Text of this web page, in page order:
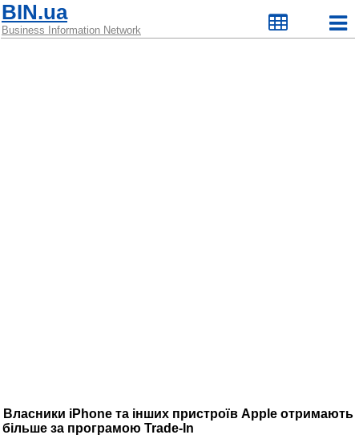
BIN.ua
Business Information Network
Власники iPhone та інших пристроїв Apple отримають
більше за програмою Trade-In